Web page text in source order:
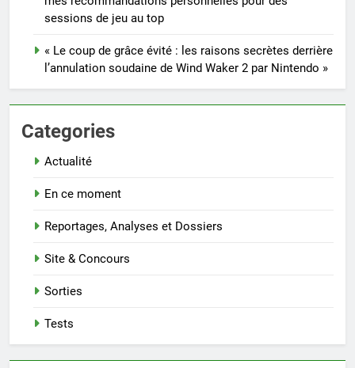
sessions de jeu au top
« Le coup de grâce évité : les raisons secrètes derrière
l’annulation soudaine de Wind Waker 2 par Nintendo »
Categories
Actualité
En ce moment
Reportages, Analyses et Dossiers
Site & Concours
Sorties
Tests